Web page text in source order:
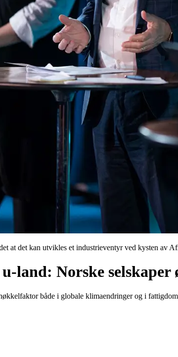
at det kan utvikles et industrieventyr ved kysten av
land: Norske
både i globale klimaendringer og i